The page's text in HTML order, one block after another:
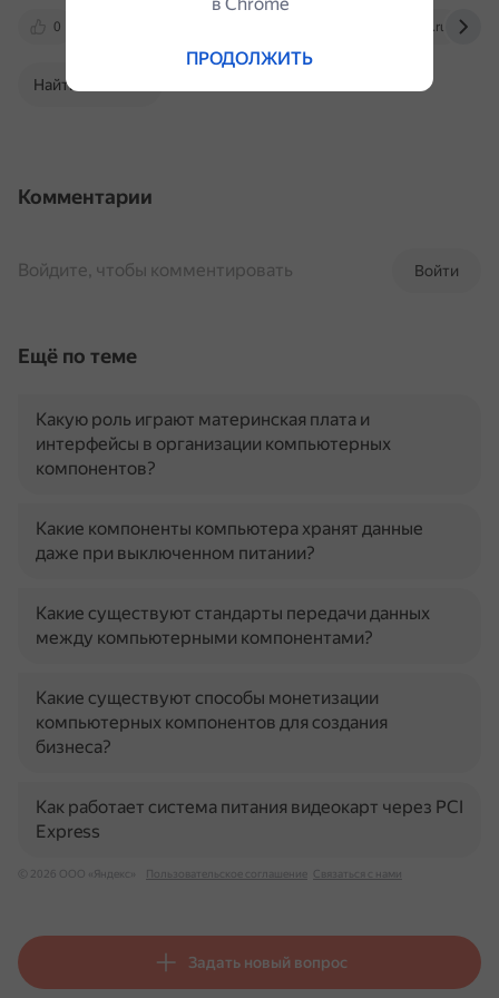
0 club.dns-shop.ru
Найти в Поиске
Комментарии
Войти
Войдите, чтобы комментировать
Ещё по теме
Какую роль играют материнская плата и
интерфейсы в организации компьютерных
компонентов?
Какие компоненты компьютера хранят данные
даже при выключенном питании?
Какие существуют стандарты передачи данных
между компьютерными компонентами?
Какие существуют способы монетизации
компьютерных компонентов для создания
бизнеса?
Как работает система питания видеокарт через PCI
Express
© 2026 ООО «Яндекс» Пользовательское соглашение Связаться с нами
Задать новый вопрос
ПРОДОЛЖИТЬ